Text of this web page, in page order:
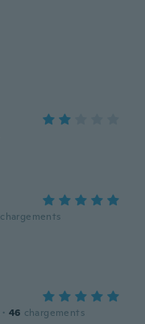
chargements
· 46 chargements